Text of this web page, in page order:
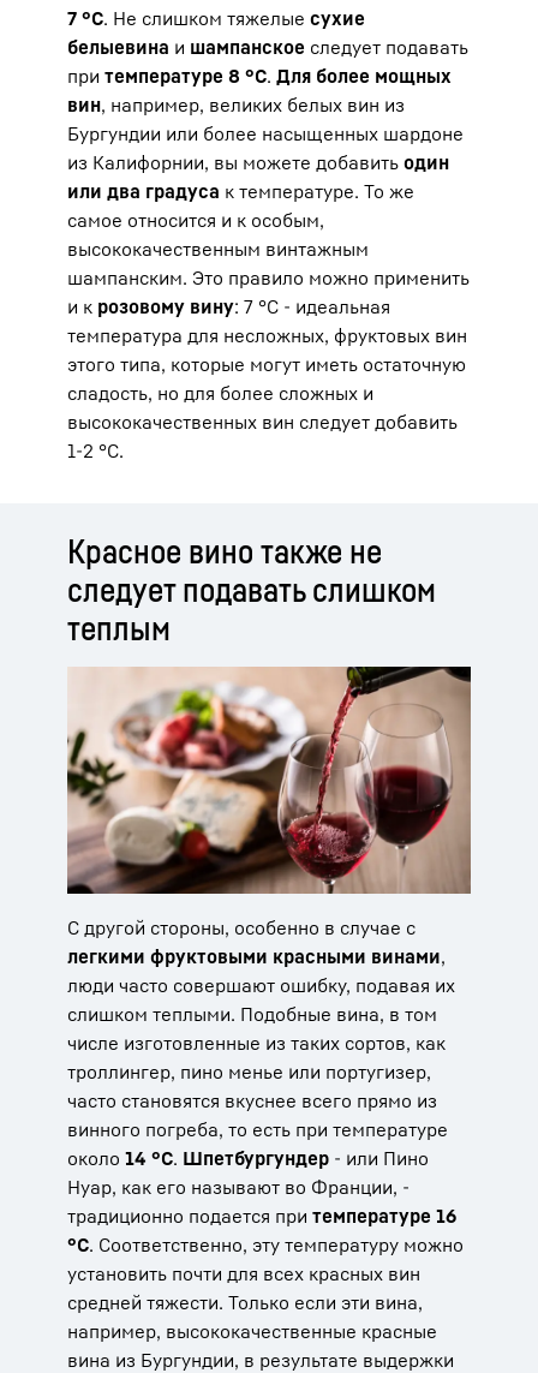
7 °C. Не слишком тяжелые сухие
белыевина и шампанское следует подавать
при температуре 8 °C. Для более мощных
вин, например, великих белых вин из
Бургундии или более насыщенных шардоне
из Калифорнии, вы можете добавить один
или два градуса к температуре. То же
самое относится и к особым,
высококачественным винтажным
шампанским. Это правило можно применить
и к розовому вину: 7 °C - идеальная
температура для несложных, фруктовых вин
этого типа, которые могут иметь остаточную
сладость, но для более сложных и
высококачественных вин следует добавить
1-2 °C.
Красное вино также не
следует подавать слишком
теплым
С другой стороны, особенно в случае с
легкими фруктовыми красными винами,
люди часто совершают ошибку, подавая их
слишком теплыми. Подобные вина, в том
числе изготовленные из таких сортов, как
троллингер, пино менье или португизер,
часто становятся вкуснее всего прямо из
винного погреба, то есть при температуре
около 14 °C. Шпетбургундер - или Пино
Нуар, как его называют во Франции, -
традиционно подается при температуре 16
°C. Соответственно, эту температуру можно
установить почти для всех красных вин
средней тяжести. Только если эти вина,
например, высококачественные красные
вина из Бургундии, в результате выдержки